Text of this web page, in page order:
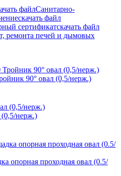
файлСанитарно-
скачать файл
сертификатскачать файл
ремонта печей и дымовых
90° овал (0,5/нерж.)
(0,5/нерж.)
опорная проходная овал (0.5/